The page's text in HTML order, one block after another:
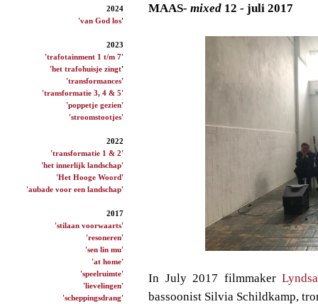
2024
'van God los'
2023
'trafotainment 1 t/m 7'
'het trafohuisje zingt'
'transformances'
'transformatie 3, 4 & 5'
'poppetje gezien'
'stroomstootjes'
2022
'transformatie 1 & 2'
'het innerlijk landschap'
'Het Hooge Woord'
'aubade voor een landschap'
2017
'stilaan voorwaarts'
'resoneren'
'sen lin mu'
'at home'
'speelruimte'
'lievelingen'
'scheppingsdrang'
MAAS- mixed 12 - juli 2017
In July 2017 filmmaker
bassoonist Silvia Schildkamp,